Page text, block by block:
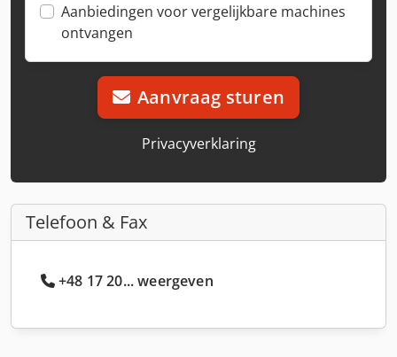
Aanbiedingen voor vergelijkbare machines
ontvangen
Aanvraag sturen
Privacyverklaring
Telefoon & Fax
+48 17 20... weergeven